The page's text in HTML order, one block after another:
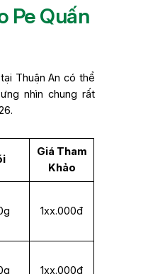
Pe Quấn
Thuận An có thể
nhìn chung rất
Giá Tham
Khảo
1xx.000đ
1xx.000đ